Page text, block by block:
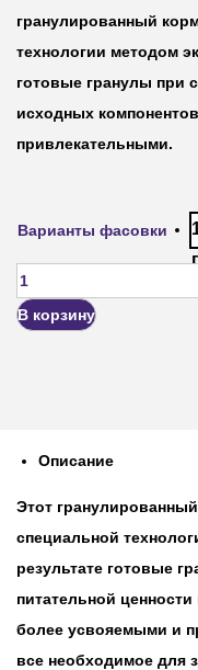
гранулированный
технологии методом
готовые гранулы при
исходных
привлекательными.
Варианты фасовки
г
В корзину
Описание
Этот
специальной
результате готовые
питательной
более усвояемыми и
все необходимое для